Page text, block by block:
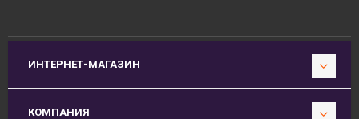
ИНТЕРНЕТ-МАГАЗИН
КОМПАНИЯ